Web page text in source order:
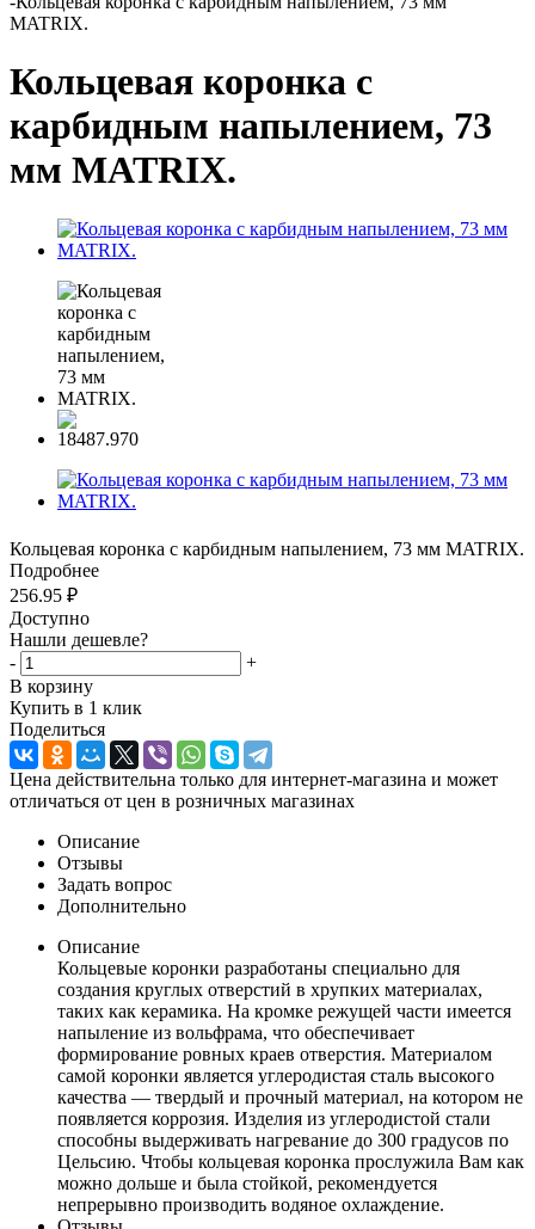
MATRIX.
Кольцевая коронка с
карбидным напылением, 73
мм MATRIX.
Кольцевая коронка с карбидным напылением, 73 мм MATRIX.
Подробнее
256.95 ₽
Доступно
Нашли дешевле?
-
+
В корзину
Купить в 1 клик
Поделиться
Цена действительна только для интернет-магазина и может
отличаться от цен в розничных магазинах
Описание
Отзывы
Задать вопрос
Дополнительно
Описание
Кольцевые коронки разработаны специально для
создания круглых отверстий в хрупких материалах,
таких как керамика. На кромке режущей части имеется
напыление из вольфрама, что обеспечивает
формирование ровных краев отверстия. Материалом
самой коронки является углеродистая сталь высокого
качества — твердый и прочный материал, на котором не
появляется коррозия. Изделия из углеродистой стали
способны выдерживать нагревание до 300 градусов по
Цельсию. Чтобы кольцевая коронка прослужила Вам как
можно дольше и была стойкой, рекомендуется
непрерывно производить водяное охлаждение.